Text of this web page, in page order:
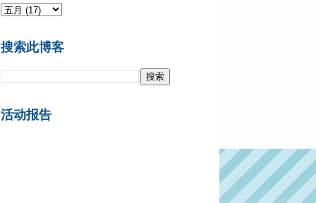
搜索此博客
活动报告